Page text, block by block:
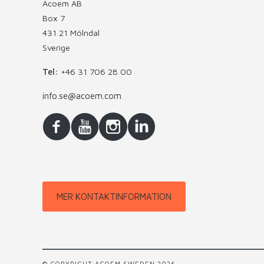
Acoem AB
Box 7
431 21 Mölndal
Sverige
Tel: +46 31 706 28 00
info.se@acoem.com
MER KONTAKTINFORMATION